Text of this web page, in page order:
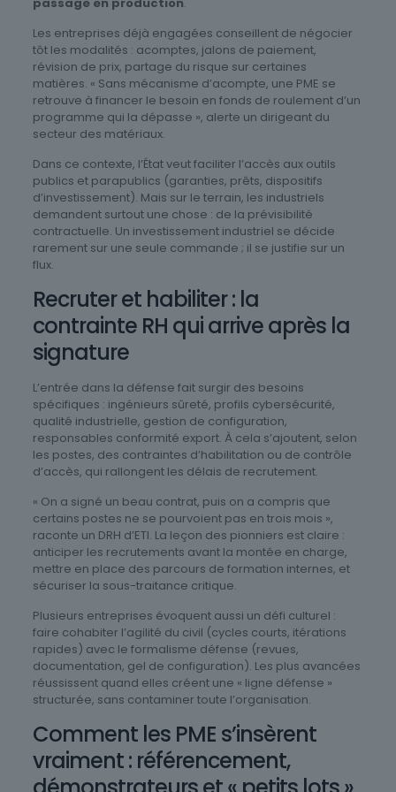
Les entreprises déjà engagées conseillent de négocier
tôt les modalités : acomptes, jalons de paiement,
révision de prix, partage du risque sur certaines
matières. « Sans mécanisme d’acompte, une PME se
retrouve à financer le besoin en fonds de roulement d’un
programme qui la dépasse », alerte un dirigeant du
secteur des matériaux.
Dans ce contexte, l’État veut faciliter l’accès aux outils
publics et parapublics (garanties, prêts, dispositifs
d’investissement). Mais sur le terrain, les industriels
demandent surtout une chose : de la prévisibilité
contractuelle. Un investissement industriel se décide
rarement sur une seule commande ; il se justifie sur un
flux.
Recruter et habiliter : la
contrainte RH qui arrive après la
signature
L’entrée dans la défense fait surgir des besoins
spécifiques : ingénieurs sûreté, profils cybersécurité,
qualité industrielle, gestion de configuration,
responsables conformité export. À cela s’ajoutent, selon
les postes, des contraintes d’habilitation ou de contrôle
d’accès, qui rallongent les délais de recrutement.
« On a signé un beau contrat, puis on a compris que
certains postes ne se pourvoient pas en trois mois »,
raconte un DRH d’ETI. La leçon des pionniers est claire :
anticiper les recrutements avant la montée en charge,
mettre en place des parcours de formation internes, et
sécuriser la sous-traitance critique.
Plusieurs entreprises évoquent aussi un défi culturel :
faire cohabiter l’agilité du civil (cycles courts, itérations
rapides) avec le formalisme défense (revues,
documentation, gel de configuration). Les plus avancées
réussissent quand elles créent une « ligne défense »
structurée, sans contaminer toute l’organisation.
Comment les PME s’insèrent
vraiment : référencement,